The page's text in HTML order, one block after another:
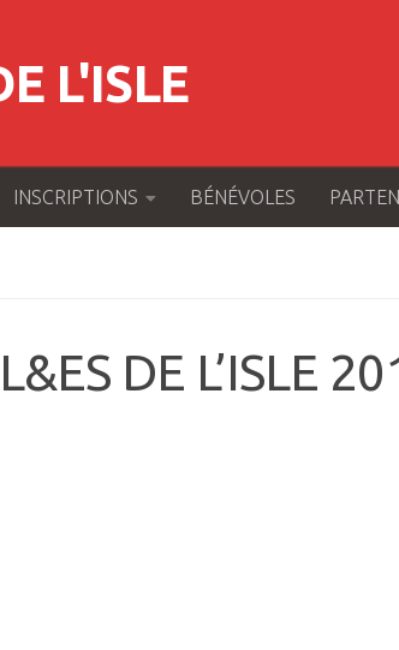
L'ISLE
INSCRIPTIONS BÉNÉVOLES
DE L’ISLE